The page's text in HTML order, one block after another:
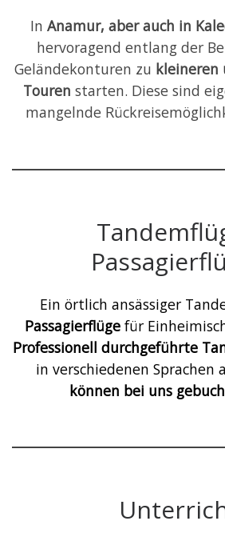
In Anamur, aber auch in
hervoragend entlang der
Geländekonturen zu kleineren
Touren starten. Diese sind
mangelnde
Ein örtlich ansässiger
Passagierflüge für
Professionell durchgeführte
in verschiedenen Sprachen
können bei uns